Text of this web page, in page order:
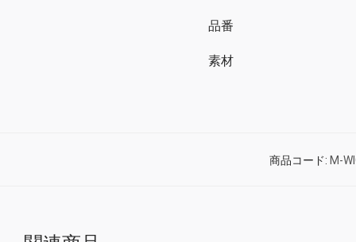
品番
素材
商品コード: M-